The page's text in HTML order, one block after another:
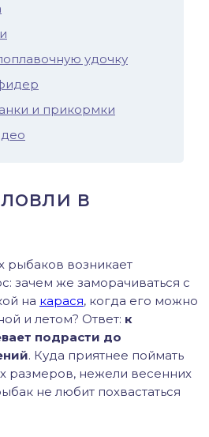
удочку
и прикормки
в
рыбаков возникает
зачем же заморачиваться с
на карася, когда его можно
и летом? Ответ: к
подрасти до
. Куда приятнее поймать
размеров, нежели весенних
не любит похвастаться